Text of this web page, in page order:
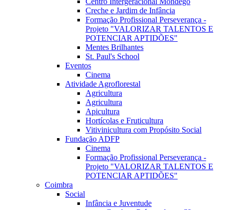
Creche e Jardim de Infância
Formação Profissional Perseverança -
Projeto "VALORIZAR TALENTOS E
POTENCIAR APTIDÕES"
Mentes Brilhantes
St. Paul's School
Eventos
Cinema
Atividade Agroflorestal
Agricultura
Agricultura
Apicultura
Hortícolas e Fruticultura
Vitivinicultura com Propósito Social
Fundação ADFP
Cinema
Formação Profissional Perseverança -
Projeto "VALORIZAR TALENTOS E
POTENCIAR APTIDÕES"
Coimbra
Social
Infância e Juventude